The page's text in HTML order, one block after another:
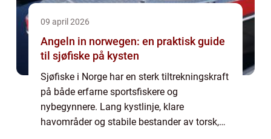
09 april 2026
Angeln in norwegen: en praktisk guide
til sjøfiske på kysten
Sjøfiske i Norge har en sterk tiltrekningskraft
på både erfarne sportsfiskere og
nybegynnere. Lang kystlinje, klare
havområder og stabile bestander av torsk,